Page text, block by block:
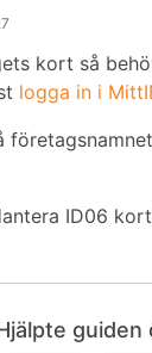
kort så
logga in i
ID06
guiden